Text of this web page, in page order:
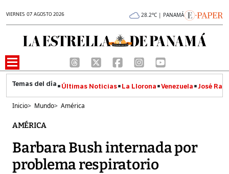
VIERNES 07 AGOSTO 2026 28.2°C | PANAMÁ
Últimas Noticias La Llorona Venezuela José
Inicio> Mundo> América
AMÉRICA
Barbara Bush internada por
problema respiratorio